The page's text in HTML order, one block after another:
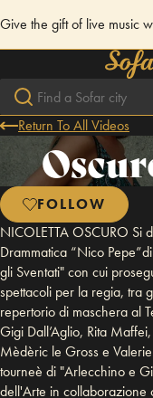
Give the gift of live music
Return To All Videos
FOLLOW
NICOLETTA OSCURO Si
Drammatica “Nico
gli Sventati" con cui
spettacoli per la regia, tra
repertorio di maschera al
Gigi Dall’Aglio, Rita
Mèdèric le Gross e
tourneè di "Arlecchino e
dell'Arte in collaborazione